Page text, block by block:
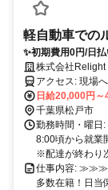
軽自動車での
✨初期費用0円/日
株式会社Relight
アクセ
日給20,000円～
千葉県松戸市
勤務時間・曜日
8:00頃から就業
※配達が終わり
仕事内容: ≫≫≫
多数在籍！日当